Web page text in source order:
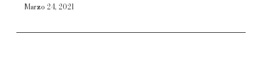
Marzo 24, 2021